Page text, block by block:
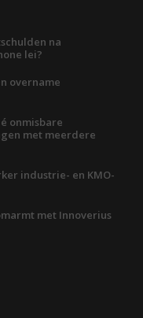
na
lei?
overname
onmisbare
met meerdere
industrie- en KMO-
met Innoverius